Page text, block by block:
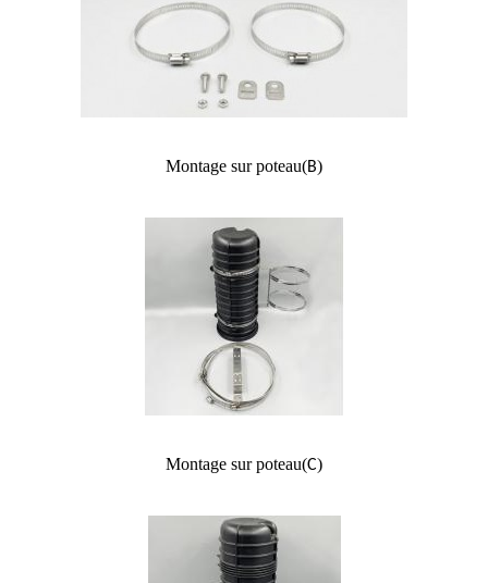
Montage sur poteau(B)
Montage sur poteau(C)